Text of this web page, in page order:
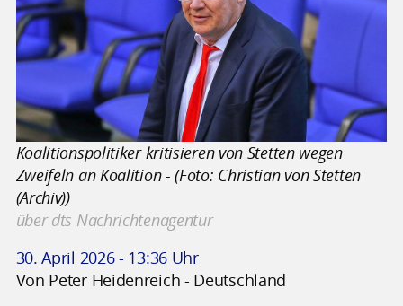
Koalitionspolitiker kritisieren von Stetten wegen
Zweifeln an Koalition - (Foto: Christian von Stetten
(Archiv))
über dts Nachrichtenagentur
30. April 2026 - 13:36 Uhr
Von Peter Heidenreich - Deutschland